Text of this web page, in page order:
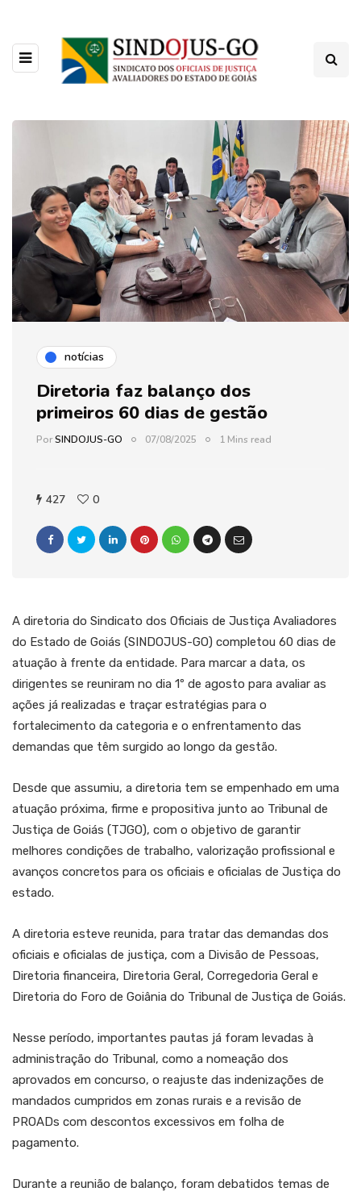
notícias
Diretoria faz balanço dos
primeiros 60 dias de gestão
PorSINDOJUS-GO 07/08/2025 1 Mins read
427 0
A diretoria do Sindicato dos Oficiais de Justiça Avaliadores
do Estado de Goiás (SINDOJUS-GO) completou 60 dias de
atuação à frente da entidade. Para marcar a data, os
dirigentes se reuniram no dia 1º de agosto para avaliar as
ações já realizadas e traçar estratégias para o
fortalecimento da categoria e o enfrentamento das
demandas que têm surgido ao longo da gestão.
Desde que assumiu, a diretoria tem se empenhado em uma
atuação próxima, firme e propositiva junto ao Tribunal de
Justiça de Goiás (TJGO), com o objetivo de garantir
melhores condições de trabalho, valorização profissional e
avanços concretos para os oficiais e oficialas de Justiça do
estado.
A diretoria esteve reunida, para tratar das demandas dos
oficiais e oficialas de justiça, com a Divisão de Pessoas,
Diretoria financeira, Diretoria Geral, Corregedoria Geral e
Diretoria do Foro de Goiânia do Tribunal de Justiça de Goiás.
Nesse período, importantes pautas já foram levadas à
administração do Tribunal, como a nomeação dos
aprovados em concurso, o reajuste das indenizações de
mandados cumpridos em zonas rurais e a revisão de
PROADs com descontos excessivos em folha de
pagamento.
Durante a reunião de balanço, foram debatidos temas de